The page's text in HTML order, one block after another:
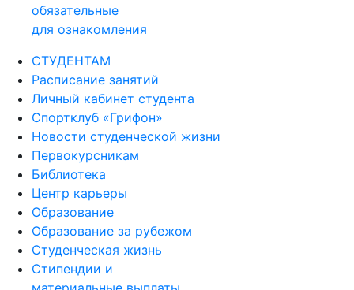
обязательные
для ознакомления
СТУДЕНТАМ
Расписание занятий
Личный кабинет студента
Спортклуб «Грифон»
Новости студенческой жизни
Первокурсникам
Библиотека
Центр карьеры
Образование
Образование за рубежом
Студенческая жизнь
Стипендии и